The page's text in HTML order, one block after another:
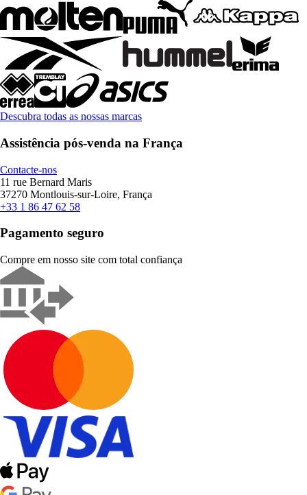
Descubra todas as nossas marcas
Assistência pós-venda na França
Contacte-nos
11 rue Bernard Maris
37270 Montlouis-sur-Loire, França
+33 1 86 47 62 58
Pagamento seguro
Compre em nosso site com total confiança